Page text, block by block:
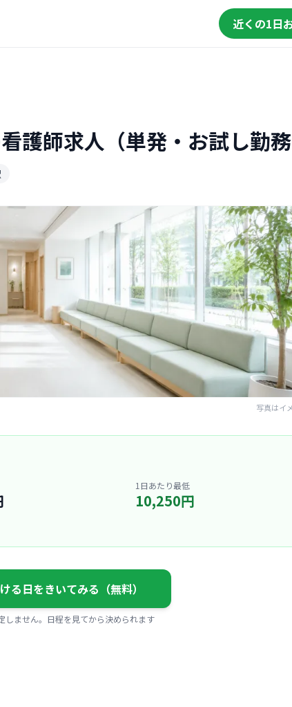
近くの1日
護師求人（単発・お試し勤務
写真はイ
1日あたり最低
10,250円
る日をきいてみる（無料）
しません。日程を見てから決められます